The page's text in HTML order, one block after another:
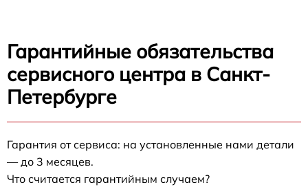
Гарантийные обязательства
сервисного центра в Санкт-
Петербурге
Гарантия от сервиса: на установленные нами детали
— до 3 месяцев.
Что считается гарантийным случаем?